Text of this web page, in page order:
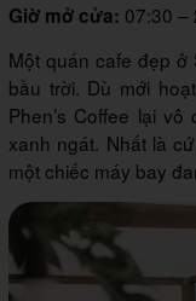
Giờ mở cửa: 07:30 –
Một quán cafe đẹp
bầu trời. Dù mới
Phen’s Coffee lại
xanh ngát. Nhất là
một chiếc máy bay